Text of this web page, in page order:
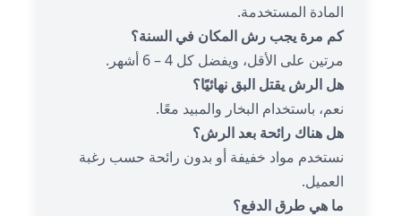
المادة المستخدمة.
كم مرة يجب رش المكان في السنة؟
مرتين على الأقل، ويفضل كل 4 – 6 أشهر.
هل الرش يقتل البق نهائيًا؟
نعم، باستخدام البخار والمبيد معًا.
هل هناك رائحة بعد الرش؟
نستخدم مواد خفيفة أو بدون رائحة حسب رغبة
العميل.
ما هي طرق الدفع؟